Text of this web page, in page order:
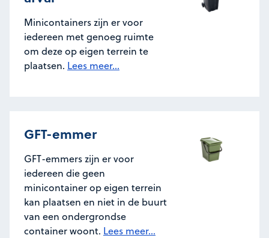
Minicontainers zijn er voor
iedereen met genoeg ruimte
om deze op eigen terrein te
plaatsen. Lees meer...
GFT-emmer
GFT-emmers zijn er voor
iedereen die geen
minicontainer op eigen terrein
kan plaatsen en niet in de buurt
van een ondergrondse
container woont. Lees meer...